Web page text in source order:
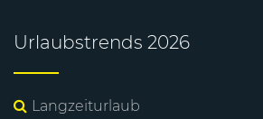
Urlaubstrends 2026
Langzeiturlaub